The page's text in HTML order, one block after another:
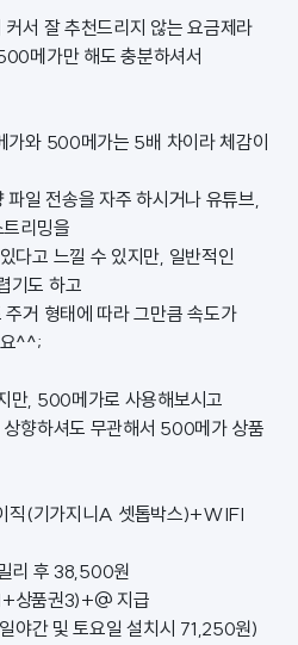
서 잘 추천드리지 않는 요금제라
메가만 해도 충분하셔서
가와 500메가는 5배 차이라 체감이
일 전송을 자주 하시거나 유튜브,
리밍을
다고 느낄 수 있지만, 일반적인
기도 하고
거 형태에 따라 그만큼 속도가
^^;
만, 500메가로 사용해보시고
향하셔도 무관해서 500메가 상품
(기가지니A 셋톱박스)+WIFI
리 후 38,500원
상품권3)+@ 지급
야간 및 토요일 설치시 71,250원)